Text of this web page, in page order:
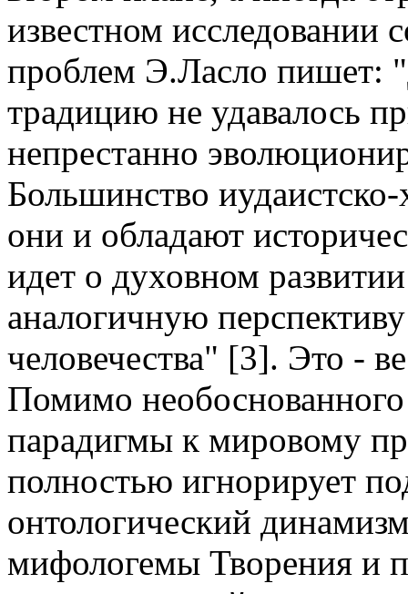
известном исследовании
проблем Э.Ласло пишет:
традицию не удавалось
непрестанно
Большинство
они и обладают
идет о духовном
аналогичную
человечества" [3]. Это -
Помимо
парадигмы к мировому
полностью игнорирует
онтологический
мифологемы Творения и